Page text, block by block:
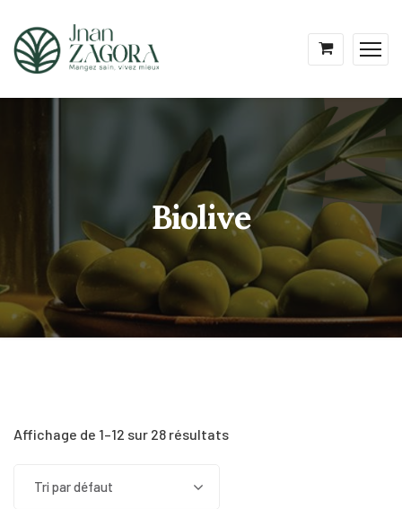
Biolive
Affichage de 1–12 sur 28 résultats
Tri par défaut